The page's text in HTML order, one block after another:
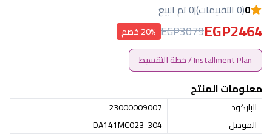
0(0 التقييمات) |0 تم البيع
EGP2464
EGP3079 20% خصم
Installment Plan / خطة التقسيط
معلومات المنتج
الباركود
23000009007
الموديل
DA141MC023-304